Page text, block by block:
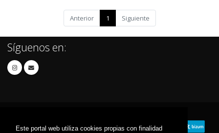
Este portal web utiliza cookies propias con finalidad
Anterior 1 Siguiente
Síguenos en: